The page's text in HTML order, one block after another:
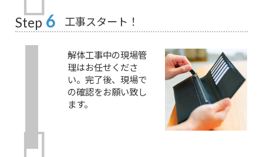
Step 6 工事スタート！
解体工事中の現場管
理はお任せくださ
い。完了後、現場で
の確認をお願い致し
ます。